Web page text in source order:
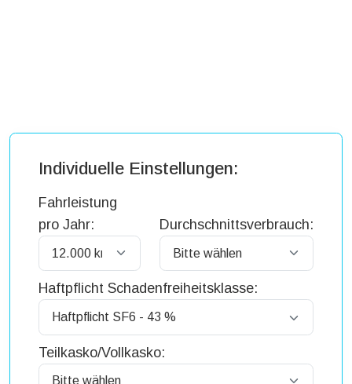
Individuelle Einstellungen:
Fahrleistung
pro Jahr:
Durchschnittsverbrauch:
Haftpflicht Schadenfreiheitsklasse:
Teilkasko/Vollkasko: